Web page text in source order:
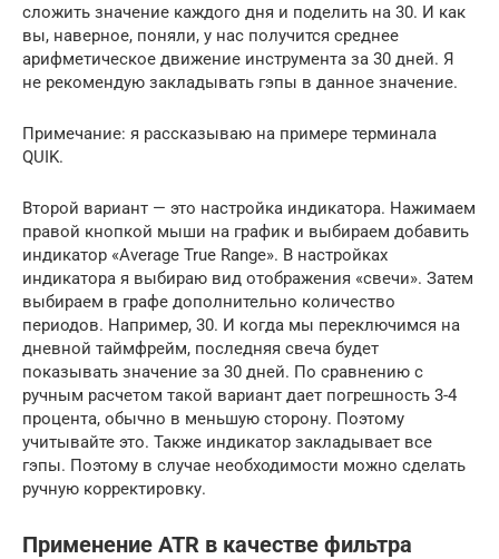
сложить значение каждого дня и поделить на 30. И как
вы, наверное, поняли, у нас получится среднее
арифметическое движение инструмента за 30 дней. Я
не рекомендую закладывать гэпы в данное значение.
Примечание: я рассказываю на примере терминала
QUIK.
Второй вариант — это настройка индикатора. Нажимаем
правой кнопкой мыши на график и выбираем добавить
индикатор «Average True Range». В настройках
индикатора я выбираю вид отображения «свечи». Затем
выбираем в графе дополнительно количество
периодов. Например, 30. И когда мы переключимся на
дневной таймфрейм, последняя свеча будет
показывать значение за 30 дней. По сравнению с
ручным расчетом такой вариант дает погрешность 3-4
процента, обычно в меньшую сторону. Поэтому
учитывайте это. Также индикатор закладывает все
гэпы. Поэтому в случае необходимости можно сделать
ручную корректировку.
Применение ATR в качестве фильтра